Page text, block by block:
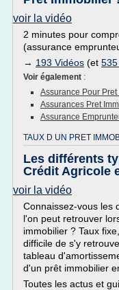
voir la vidéo
2 minutes pour
(assurance
→ 193 Vidéos (et
Voir également :
Assurance Pour
Assurances Pret
Assurance
TAUX D UN PRET
Les différents
Crédit Agricole
voir la vidéo
Connaissez-vous les
l'on peut retrouver
immobilier ? Taux
difficile de s'y
tableau
d'un prêt immobilier
Toutes les actus et